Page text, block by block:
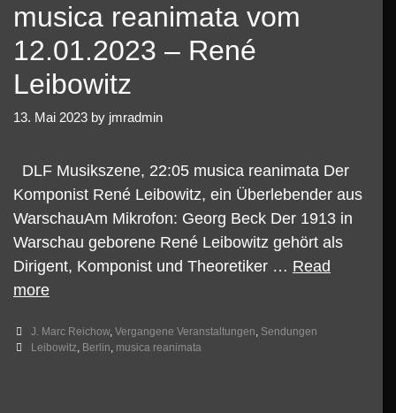
musica reanimata vom
12.01.2023 – René
Leibowitz
13. Mai 2023 by jmradmin
DLF Musikszene, 22:05 musica reanimata Der
Komponist René Leibowitz, ein Überlebender aus
WarschauAm Mikrofon: Georg Beck Der 1913 in
Warschau geborene René Leibowitz gehört als
Dirigent, Komponist und Theoretiker … Read
more06.06.2023
DLF
Categories
J. Marc Reichow,Vergangene Veranstaltungen Sendungen
Tags
Leibowitz Berlin musica reanimata